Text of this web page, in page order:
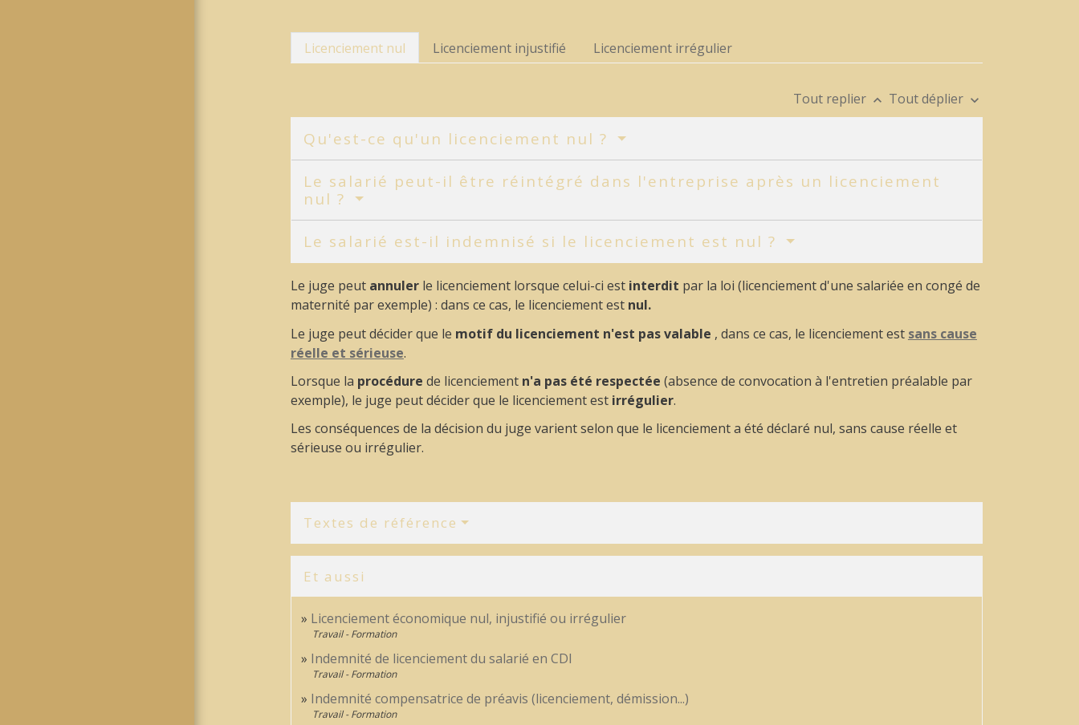
Licenciement nul Licenciement injustifié Licenciement irrégulier
Tout replier keyboard_arrow_up Tout déplier keyboard_arrow_down
Qu'est-ce qu'un licenciement nul ?
Le salarié peut-il être réintégré dans l'entreprise après un licenciement
nul ?
Le salarié est-il indemnisé si le licenciement est nul ?
Le juge peut annulerle licenciement lorsque celui-ci est interdit par la loi (licenciement d'une salariée en congé de
maternité par exemple) : dans ce cas, le licenciement est nul.
Le juge peut décider que le motif du licenciement n'est pas valable , dans ce cas, le licenciement est sans cause
réelle et sérieuse.
Lorsque la procédure de licenciementn'a pas été respectée (absence de convocation à l'entretien préalable par
exemple), le juge peut décider que le licenciement est irrégulier.
Les conséquences de la décision du juge varient selon que le licenciement a été déclaré nul, sans cause réelle et
sérieuse ou irrégulier.
Textes de référence
Et aussi
Licenciement économique nul, injustifié ou irrégulier
Travail - Formation
Indemnité de licenciement du salarié en CDI
Travail - Formation
Indemnité compensatrice de préavis (licenciement, démission...)
Travail - Formation